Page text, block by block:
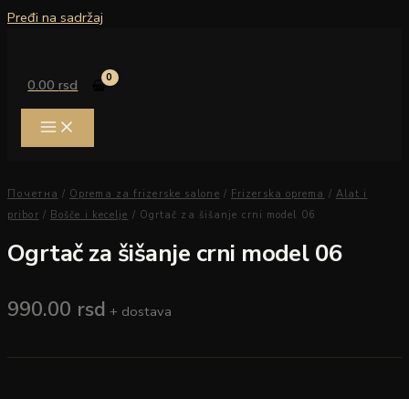
Pređi na sadržaj
0.00rsd
Почетна / Oprema za frizerske salone / Frizerska oprema / Alat i
pribor / Bošče i kecelje / Ogrtač za šišanje crni model 06
Ogrtač za šišanje crni model 06
990.00 rsd + dostava